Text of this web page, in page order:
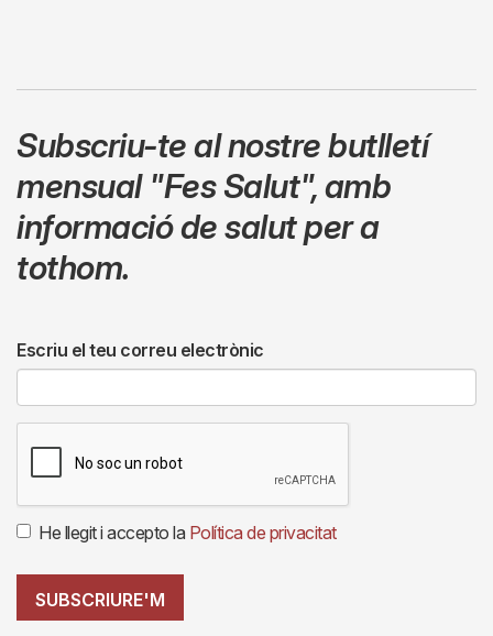
Subscriu-te al nostre butlletí
mensual "Fes Salut",amb
informació de salut per a
tothom.
Escriu el teu correu electrònic
He llegit i accepto la Política de privacitat
SUBSCRIURE'M